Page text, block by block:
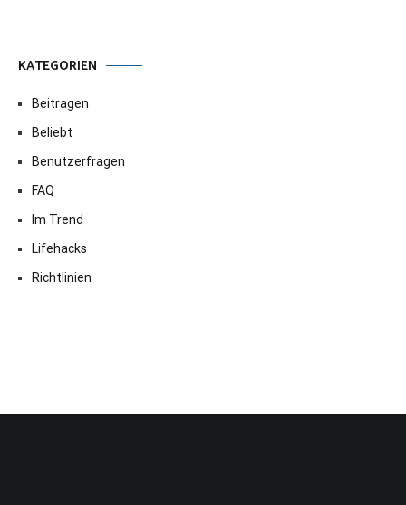
KATEGORIEN
Beitragen
Beliebt
Benutzerfragen
FAQ
Im Trend
Lifehacks
Richtlinien